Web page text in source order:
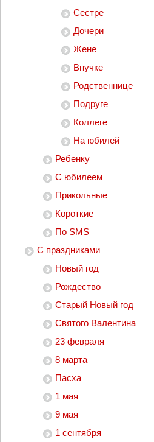
Сестре
Дочери
Жене
Внучке
Родственнице
Подруге
Коллеге
На юбилей
Ребенку
С юбилеем
Прикольные
Короткие
По SMS
С праздниками
Новый год
Рождество
Старый Новый год
Святого Валентина
23 февраля
8 марта
Пасха
1 мая
9 мая
1 сентября